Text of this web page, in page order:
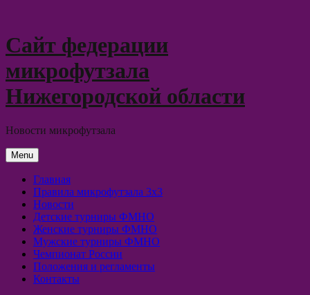
content
Сайт федерации
микрофутзала
Нижегородской области
Новости микрофутзала
Menu
Главная
Правила микрофутзала 3х3
Новости
Детские турниры ФМНО
Женские турниры ФМНО
Мужские турниры ФМНО
Чемпионат России
Положения и регламенты
Контакты